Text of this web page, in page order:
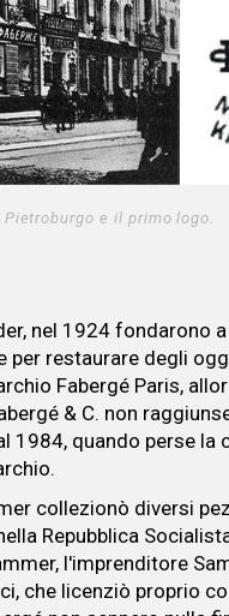
e il primo logo.
nel 1924 fondarono
per restaurare degli
Fabergé Paris,
& C. non
1984, quando perse
collezionò diversi
Repubblica
l'imprenditore
che licenziò proprio